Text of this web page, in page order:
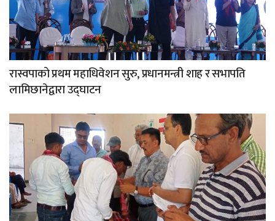
रास्वपाको प्रथम महाधिवेशन सुरु, प्रधानमन्त्री शाह र सभापति
लामिछानेद्वारा उद्घाटन